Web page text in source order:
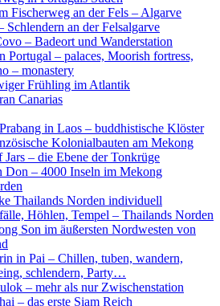
Fischerweg an der Fels – Algarve
Schlendern an der Felsalgarve
– Badeort und Wanderstation
Portugal – palaces, Moorish fortress,
– monastery
Frühling im Atlantik
Canarias
in Laos – buddhistische Klöster
Kolonialbauten am Mekong
Jars – die Ebene der Tonkrüge
Don – 4000 Inseln im Mekong
Thailands Norden individuell
Höhlen, Tempel – Thailands Norden
Son im äußersten Nordwesten von
in Pai – Chillen, tuben, wandern,
schlendern, Party…
– mehr als nur Zwischenstation
– das erste Siam Reich